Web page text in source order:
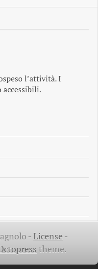
l’attività. I
accessibili.
-License -
theme.